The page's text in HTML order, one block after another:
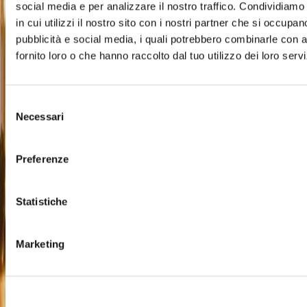
social media e per analizzare il nostro traffico.
in cui utilizzi il nostro sito con i nostri partner che si
pubblicità e social media, i quali potrebbero combinarle con
fornito loro o che hanno raccolto dal tuo utilizzo dei loro
delNecessari
Preferenze
Statistiche
Marketing
Scopri il territorio